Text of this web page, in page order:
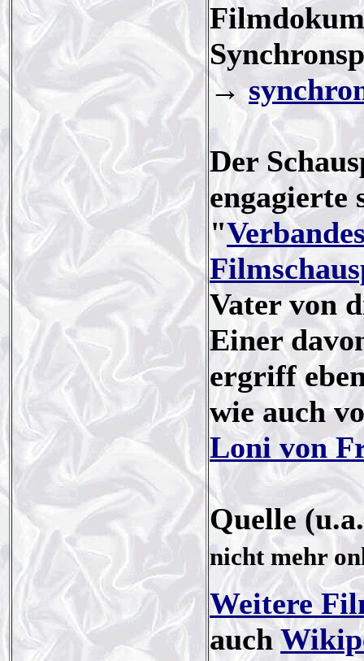
→
Der
engagierte
"
Vater von
Einer
ergriff
wie auch
Loni von
Quelle
nicht mehr
Weitere
auch